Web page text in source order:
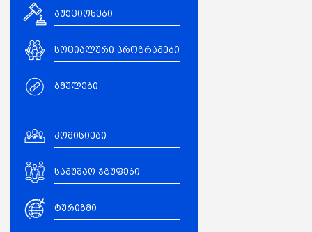
აუქციონები
სოციალური პროგრამები
ბმულები
კომისიები
სამუშაო ჯგუფები
ტურიზმი